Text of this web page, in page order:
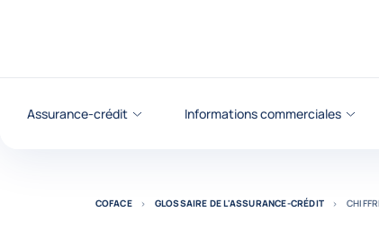
Assurance-crédit Informations commerciales
COFACE GLOSSAIRE DE L'ASSURANCE-CRÉDIT